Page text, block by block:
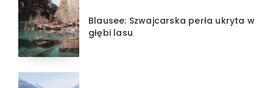
Blausee: Szwajcarska perła ukryta w
głębi lasu